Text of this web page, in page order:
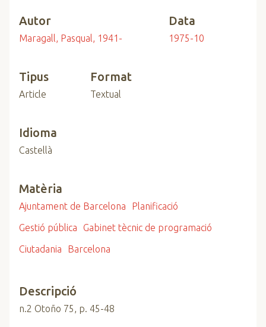
Autor
Maragall, Pasqual, 1941-
Data
1975-10
Tipus
Article
Format
Textual
Idioma
Castellà
Matèria
Ajuntament de Barcelona
Planificació
Gestió pública
Gabinet tècnic de programació
Ciutadania
Barcelona
Descripció
n.2 Otoño 75, p. 45-48